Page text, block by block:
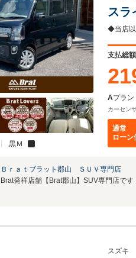
黒Ｍ
ス
フ
害軽
支払総額
Aプラン
カーセン
通常
ローン
Ｂｒａｔブラット郡山 ＳＵＶ専門店
Brat発祥店舗【Brat郡山】SUV専門店です
スズキ